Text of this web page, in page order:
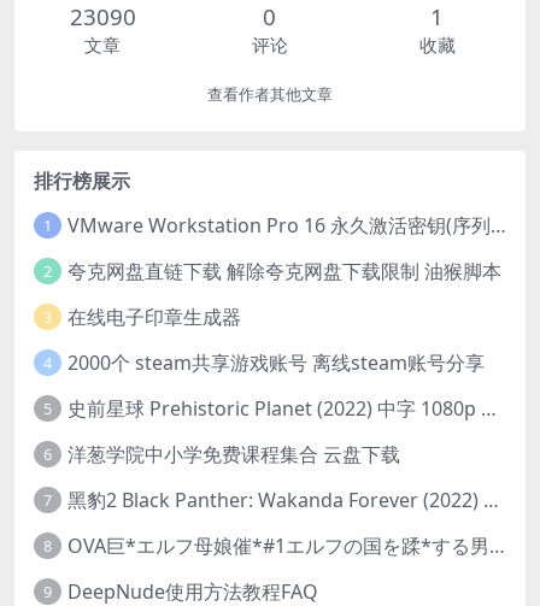
23090
文章
0
评论
1
收藏
查看作者其他文章
排行榜展示
1 VMware Workstation Pro 16 永久激活密钥(序列号)
2 夸克网盘直链下载 解除夸克网盘下载限制 油猴脚本
3 在线电子印章生成器
4 2000个 steam共享游戏账号 离线steam账号分享
5 史前星球 Prehistoric Planet (2022) 中字 1080p 高清 阿里云盘 2022.5.27已更新全集
6 洋葱学院中小学免费课程集合 云盘下载
7 黑豹2 Black Panther: Wakanda Forever (2022) 高清版
8 OVA巨*エルフ母娘催*#1エルフの国を蹂*する男。汚された女王と姫
9 DeepNude使用方法教程FAQ